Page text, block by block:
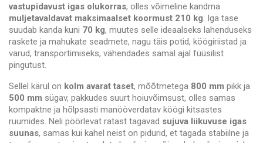
vastupidavust igas olukorras, olles võimeline kandma
muljetavaldavat maksimaalset koormust 210 kg. Iga tase
suudab kanda kuni 70 kg, muutes selle ideaalseks lahenduseks
raskete ja mahukate seadmete, nagu täis potid, köögiriistad ja
varud, transportimiseks, vähendades samal ajal füüsilist
pingutust.
Sellel kärul on kolm avarat taset, mõõtmetega 800 mm pikk ja
500 mm sügav, pakkudes suurt hoiuvõimsust, olles samas
kompaktne ja hõlpsasti manööverdatav köögi kitsastes
ruumides. Neli pöörlevat ratast tagavad sujuva liikuvuse igas
suunas, samas kui kahel neist on pidurid, et tagada stabiilne ja